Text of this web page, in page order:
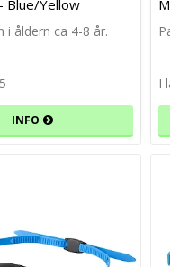
Blue/Yellow
i åldern ca 4-8 år.
INFO
I